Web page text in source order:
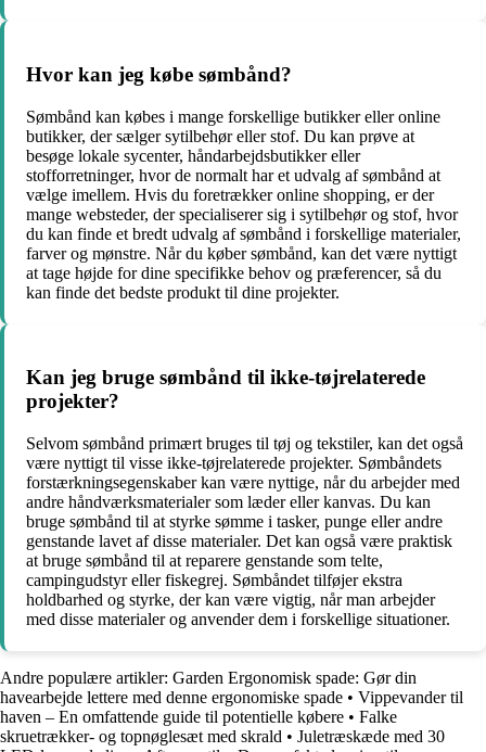
Hvor kan jeg købe sømbånd?
Sømbånd kan købes i mange forskellige butikker eller online
butikker, der sælger sytilbehør eller stof. Du kan prøve at
besøge lokale sycenter, håndarbejdsbutikker eller
stofforretninger, hvor de normalt har et udvalg af sømbånd at
vælge imellem. Hvis du foretrækker online shopping, er der
mange websteder, der specialiserer sig i sytilbehør og stof, hvor
du kan finde et bredt udvalg af sømbånd i forskellige materialer,
farver og mønstre. Når du køber sømbånd, kan det være nyttigt
at tage højde for dine specifikke behov og præferencer, så du
kan finde det bedste produkt til dine projekter.
Kan jeg bruge sømbånd til ikke-tøjrelaterede
projekter?
Selvom sømbånd primært bruges til tøj og tekstiler, kan det også
være nyttigt til visse ikke-tøjrelaterede projekter. Sømbåndets
forstærkningsegenskaber kan være nyttige, når du arbejder med
andre håndværksmaterialer som læder eller kanvas. Du kan
bruge sømbånd til at styrke sømme i tasker, punge eller andre
genstande lavet af disse materialer. Det kan også være praktisk
at bruge sømbånd til at reparere genstande som telte,
campingudstyr eller fiskegrej. Sømbåndet tilføjer ekstra
holdbarhed og styrke, der kan være vigtig, når man arbejder
med disse materialer og anvender dem i forskellige situationer.
Andre populære artikler: Garden Ergonomisk spade: Gør din
havearbejde lettere med denne ergonomiske spade • Vippevander til
haven – En omfattende guide til potentielle købere • Falke
skruetrækker- og topnøglesæt med skrald • Juletræskæde med 30